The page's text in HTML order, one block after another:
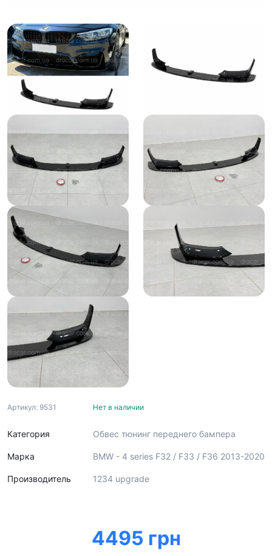
Артикул: 9531
Категория
Марка
Производитель
Нет в наличии
Обвес тюнинг переднего бампера
BMW - 4 series F32 / F33 / F36 2013-2020
1234 upgrade
4495 грн